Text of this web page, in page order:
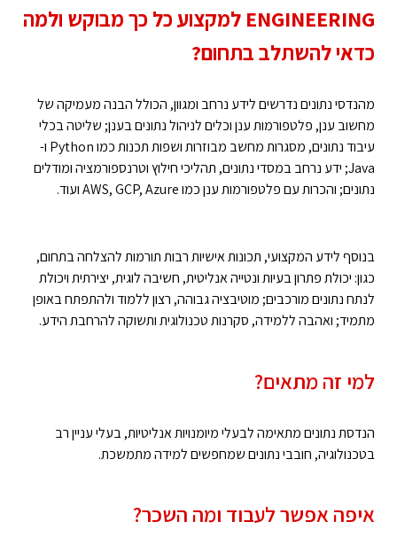
ENGINEERING למקצוע כל כך מבוקש ולמה
כדאי להשתלב בתחום?
מהנדסי נתונים נדרשים לידע נרחב ומגוון, הכולל הבנה מעמיקה של
מחשוב ענן, פלטפורמות ענן וכלים לניהול נתונים בענן; שליטה בכלי
עיבוד נתונים, מסגרות מחשב מבוזרות ושפות תכנות כמו Python ו-
Java; ידע נרחב במסדי נתונים, תהליכי חילוץ וטרנספורמציה ומודלים
נתונים; והכרות עם פלטפורמות ענן כמו AWS, GCP, Azure ועוד.
בנוסף לידע המקצועי, תכונות אישיות רבות תורמות להצלחה בתחום,
כגון: יכולת פתרון בעיות ונטייה אנליטית, חשיבה לוגית, יצירתית ויכולת
לנתח נתונים מורכבים; מוטיבציה גבוהה, רצון ללמוד ולהתפתח באופן
מתמיד; ואהבה ללמידה, סקרנות טכנולוגית ותשוקה להרחבת הידע.
למי זה מתאים?
הנדסת נתונים מתאימה לבעלי מיומנויות אנליטיות, בעלי עניין רב
בטכנולוגיה, חובבי נתונים שמחפשים למידה מתמשכת.
איפה אפשר לעבוד ומה השכר?